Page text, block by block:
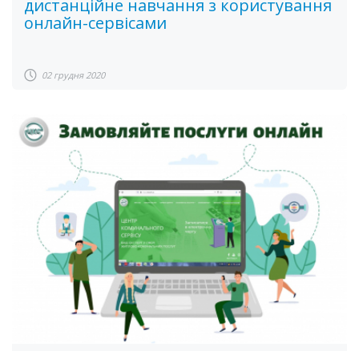
дистанційне навчання з користування
онлайн-сервісами
02 грудня 2020